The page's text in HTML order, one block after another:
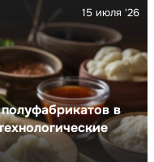
в
15 июля '26